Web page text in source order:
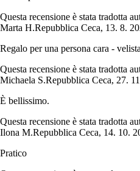
Questa recensione è stata tradotta
Marta H.Repubblica Ceca, 13. 8.
Regalo per una persona cara - velista
Questa recensione è stata tradotta
Michaela S.Repubblica Ceca, 27.
È bellissimo.
Questa recensione è stata tradotta
Ilona M.Repubblica Ceca, 14. 10.
Pratico